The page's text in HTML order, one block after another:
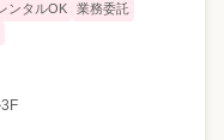
ンタルOK
業務委託